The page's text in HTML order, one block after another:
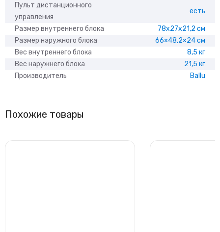
Пульт дистанционного
управления
есть
Размер внутреннего блока
78x27x21,2 см
Размер наружного блока
66×48,2×24 см
Вес внутреннего блока
8,5 кг
Вес наружнего блока
21,5 кг
Производитель
Ballu
Похожие товары